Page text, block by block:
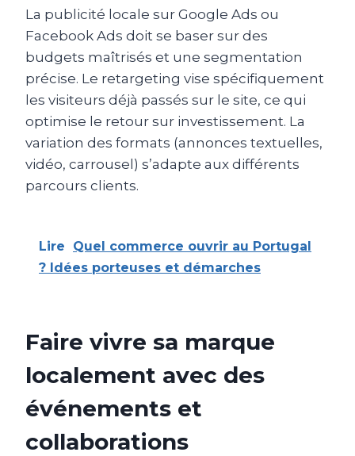
La publicité locale sur Google Ads ou
Facebook Ads doit se baser sur des
budgets maîtrisés et une segmentation
précise. Le retargeting vise spécifiquement
les visiteurs déjà passés sur le site, ce qui
optimise le retour sur investissement. La
variation des formats (annonces textuelles,
vidéo, carrousel) s’adapte aux différents
parcours clients.
Lire
Quel commerce ouvrir au Portugal
? Idées porteuses et démarches
Faire vivre sa marque
localement avec des
événements et
collaborations